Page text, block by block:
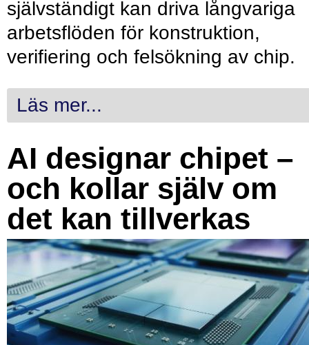
självständigt kan driva långvariga
arbetsflöden för konstruktion,
verifiering och felsökning av chip.
Läs mer...
AI designar chipet –
och kollar själv om
det kan tillverkas